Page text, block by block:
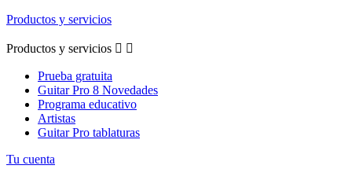
Productos y servicios
Productos y servicios  
Prueba gratuita
Guitar Pro 8 Novedades
Programa educativo
Artistas
Guitar Pro tablaturas
Tu cuenta